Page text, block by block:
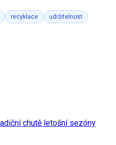
recyklace
udržitelnost